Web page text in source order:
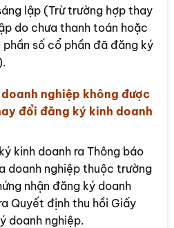
lập (Trừ trường hợp thay
do chưa thanh toán hoặc
số cổ phần đã đăng ký
nghiệp không được
đổi đăng ký kinh doanh
kinh doanh ra Thông báo
doanh nghiệp thuộc trường
nhận đăng ký doanh
Quyết định thu hồi Giấy
doanh nghiệp.